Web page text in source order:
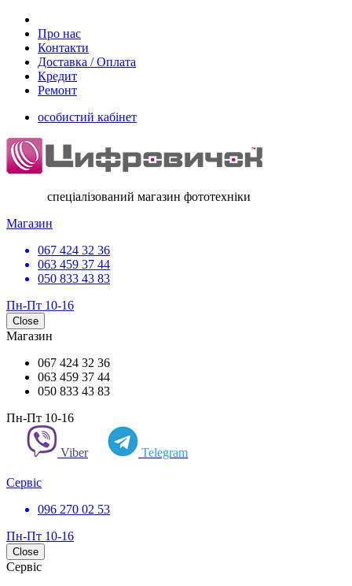
Про нас
Контакти
Доставка / Оплата
Кредит
Ремонт
особистий кабінет
спеціалізований магазин фототехніки
Магазин
067 424 32 36
063 459 37 44
050 833 43 83
Пн-Пт 10-16
Close
Магазин
067 424 32 36
063 459 37 44
050 833 43 83
Пн-Пт 10-16
Viber Telegram
Сервіс
096 270 02 53
Пн-Пт 10-16
Close
Сервіс